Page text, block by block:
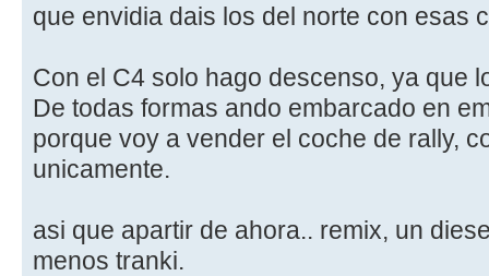
que envidia dais los del norte con esas
Con el C4 solo hago descenso, ya que
De todas formas ando embarcado en
porque voy a vender el coche de rally,
unicamente.
asi que apartir de ahora.. remix, un
menos tranki.